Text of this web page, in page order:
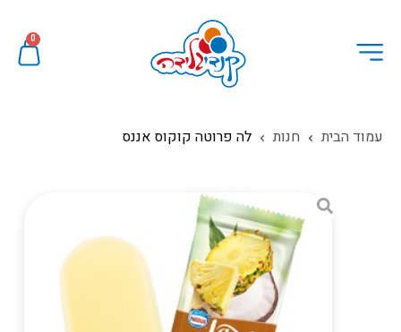
0
עמוד הבית חנות לה פרוטה קוקוס אננס